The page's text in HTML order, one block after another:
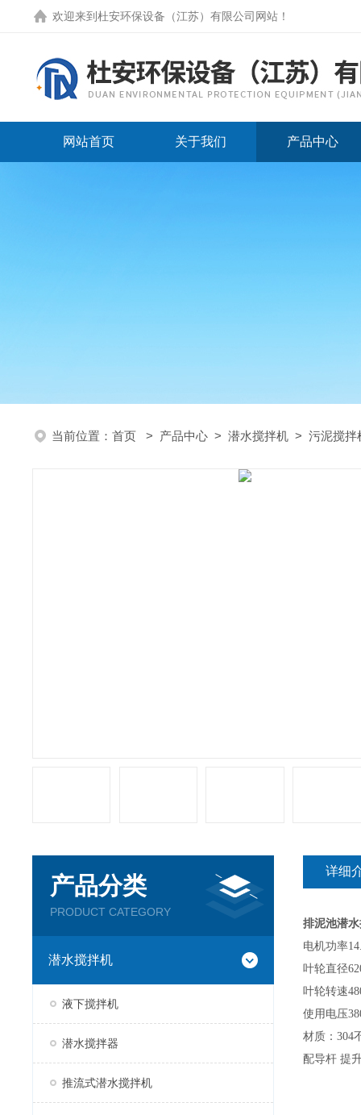
欢迎来到 杜安环保设备（江苏）有限公司网站 ！
网站首页 关于我们 产品中心
当前位置： 首页 > 产品中心 > 潜水搅拌机 > 污泥搅拌
产品分类
PRODUCT CATEGORY
潜水搅拌机
液下搅拌机
潜水搅拌器
推流式潜水搅拌机
详细
排泥池潜水
电机功率
叶轮直径
叶轮转速
使用电压
材质：304
配导杆 提